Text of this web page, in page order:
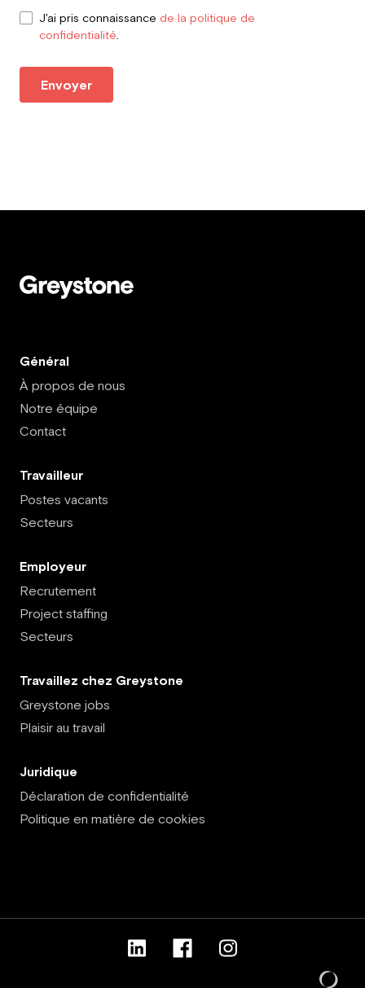
J'ai pris connaissance de la politique de
confidentialité
Envoyer
Général
À propos de nous
Notre équipe
Contact
Travailleur
Postes vacants
Secteurs
Employeur
Recrutement
Project staffing
Secteurs
Travaillez chez Greystone
Greystone jobs
Plaisir au travail
Juridique
Déclaration de confidentialité
Politique en matière de cookies